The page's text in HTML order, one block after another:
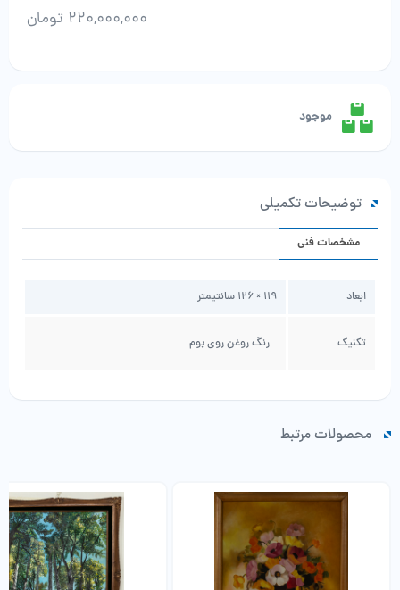
220,000,000 تومان
عدد
موجود
توضیحات تکمیلی
مشخصات فنی
ابعاد 119 × 126 سانتیمتر
تکنیک رنگ روغن روی بوم
محصولات مرتبط